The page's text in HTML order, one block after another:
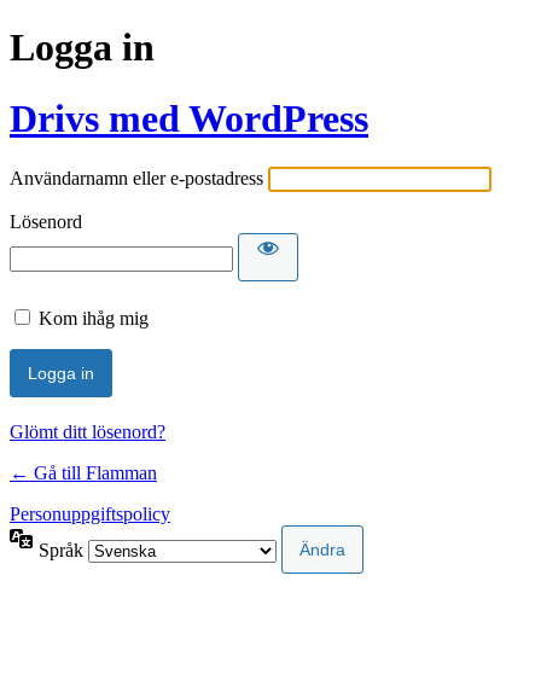
Logga in
Drivs med WordPress
Användarnamn eller e-postadress
Lösenord
Kom ihåg mig
Glömt ditt lösenord?
← Gå till Flamman
Personuppgiftspolicy
Språk